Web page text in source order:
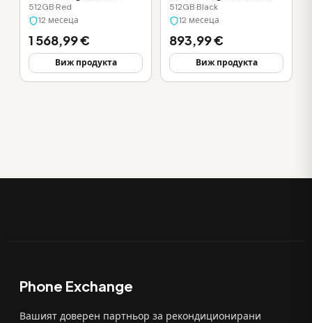
512GB·Red
12 месеца
1 568,99 €
Виж продукта
512GB·Black
12 месеца
893,99 €
Виж продукта
Phone Exchange
Вашият доверен партньор за рекондиционирани